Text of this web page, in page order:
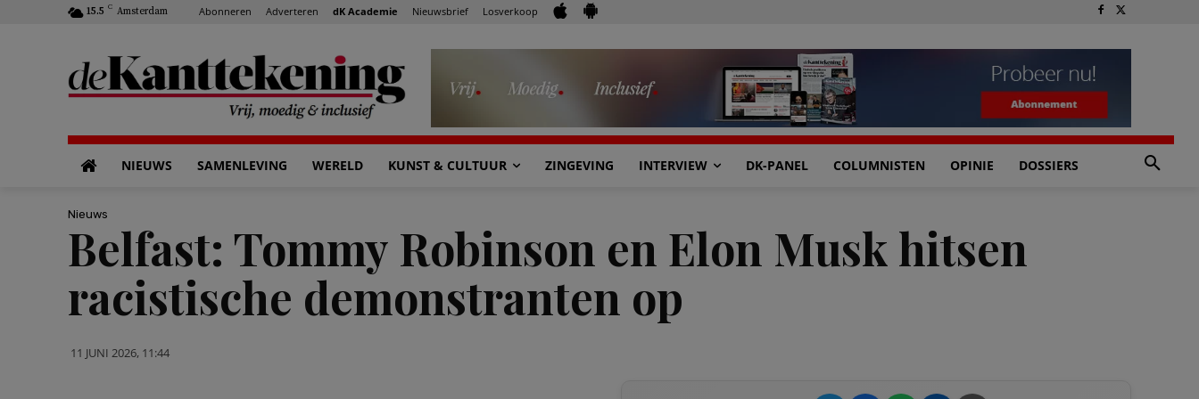
15.5 C Amsterdam Abonneren Adverteren dK Academie Nieuwsbrief Losverkoop
NIEUWS SAMENLEVING WERELD KUNST & CULTUUR ZINGEVING INTERVIEW DK-PANEL COLUMNISTEN OPINIE DOSSIERS
Nieuws
Belfast: Tommy Robinson en Elon Musk hitsen
racistische demonstranten op
11 JUNI 2026, 11:44